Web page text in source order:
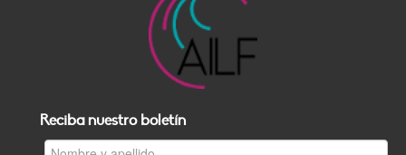
Reciba nuestro boletín